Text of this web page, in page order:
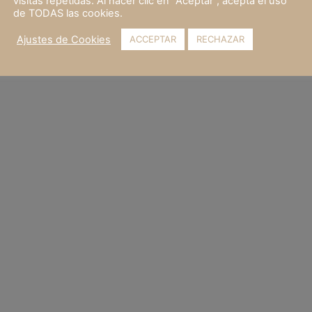
de TODAS las cookies.
Ajustes de Cookies ACCEPTAR RECHAZAR